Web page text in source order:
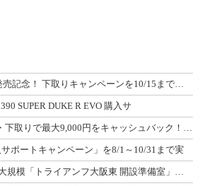
新型「RESO」インカム発売記念！ 下取りキャンペーンを10/15まで延長して開
SUPER DUKE R EVO 購入サ
B+COM 最新モデル購入・下取りで最大9,000円をキャッシュバック！「B+F
サポートキャンペーン」を8/1～10/31まで実
【トライアンフ】関西最大規模「トライアンフ大阪東 開設準備室」がオープン！ 限定